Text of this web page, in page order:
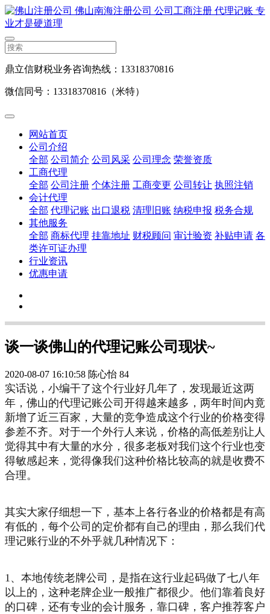
鼎立信财税业务咨询热线：13318370816
微信同号：13318370816（米特）
网站首页
公司介绍
全部 公司简介 公司风采 公司理念 荣誉资质
工商代理
全部 公司注册 个体注册 工商变更 公司转让 执照注销
会计代理
全部 代理记账 出口退税 清理旧账 纳税申报 税务合规
其他服务
全部 商标代理 挂靠地址 财税顾问 审计验资 补贴申请 各
类许可证办理
行业资讯
优惠申请
谈一谈佛山的代理记账公司现状~
2020-08-07 16:10:58 陈心怡 84
实话说，小编干了这个行业好几年了，发现最近这两
年，佛山的代理记账公司开得越来越多，两年时间内竟
新增了近三百家，大量的竞争造成这个行业的价格变得
参差不齐。对于一个外行人来说，价格的高低差别让人
觉得其中有大量的水分，很多老板对我们这个行业也变
得敏感起来，觉得像我们这种价格比较高的就是收费不
合理。
其实大家仔细想一下，基本上各行各业的价格都是有高
有低的，每个公司的定价都有自己的理由，那么我们代
理记账行业的不外乎就几种情况下：
1、本地传统老牌公司，是指在这行业起码做了七八年
以上的，这种老牌企业一般推广都很少。他们靠着良好
的口碑，还有专业的会计服务，靠口碑，客户推荐客户